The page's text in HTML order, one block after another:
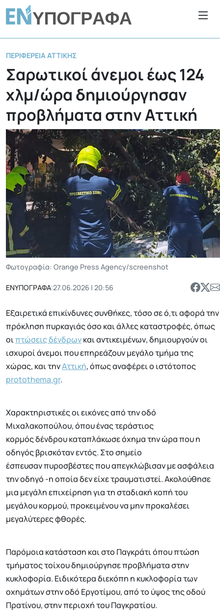
ΠΕΡΙΦΈΡΕΙΑ ΑΤΤΙΚΉΣ
Σαρωτικοί άνεμοι έως 124
χλμ/ώρα δημιούργησαν
προβλήματα στην Αττική
Φωτογραφία: Orange Press Agency/screenshot
ΕΝΥΠΟΓΡΑΦΑ|27.06.2026 | 20:56
Εξαιρετικά επικίνδυνες συνθήκες, τόσο σε ό,τι αφορά την
πρόκληση πυρκαγιάς όσο και άλλες καταστροφές, όπως
οιπτώσεις δένδρωνκαι αντικειμένων, δημιουργούν οι
ισχυροί άνεμοι που επηρεάζουν μεγάλο τμήμα της
χώρας, και τηνΑττική, όπως αναφέρει ο ιστότοπος
protothema.gr.
Χαρακτηριστικές οι εικόνες από την οδό
Μιχαλακοπούλου, όπου ένας τεράστιος
κορμός δένδρου καταπλάκωσε όχημα την ώρα που η
οδηγός βρισκόταν εντός. Στο σημείο
έσπευσαν πυροσβέστες που απεγκλώβισαν με ασφάλεια
την οδηγό -η οποία δεν είχε τραυματιστεί. Ακολούθησε
μια μεγάλη επιχείρηση για τη σταδιακή κοπή του
μεγάλου κορμού, προκειμένου να μην προκαλέσει
μεγαλύτερες φθορές.
Παρόμοια κατάσταση και στο Παγκράτι όπου πτώση
τμήματος τοίχου δημιούργησε προβλήματα στην
κυκλοφορία. Ειδικότερα διεκόπη η κυκλοφορία των
οχημάτων στην οδό Εργοτίμου, από το ύψος της οδού
Πρατίνου, στην περιοχή του Παγκρατίου.